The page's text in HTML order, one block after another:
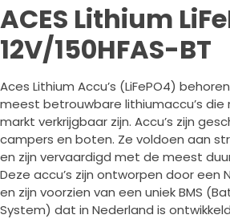
ACES Lithium
12V/150HFAS-BT
Aces Lithium Accu’s (LiFePO4)
meest betrouwbare lithiumaccu’s
markt verkrijgbaar zijn. Accu’s zijn
campers en boten. Ze voldoen aan
en zijn vervaardigd met de meest
Deze accu’s zijn ontworpen door een
en zijn voorzien van een uniek BMS
System) dat in Nederland is